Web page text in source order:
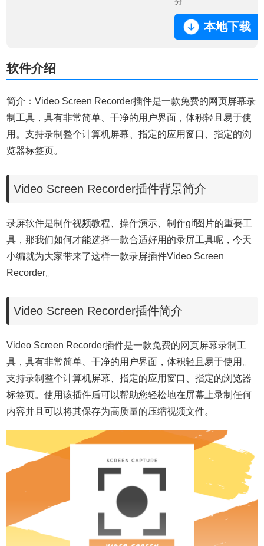
本地下载
软件介绍
简介：Video Screen Recorder插件是一款免费的网页屏幕录
制工具，具有非常简单、干净的用户界面，体积轻且易于使
用。支持录制整个计算机屏幕、指定的应用窗口、指定的浏
览器标签页。
Video Screen Recorder插件背景简介
录屏软件是制作视频教程、操作演示、制作gif图片的重要工
具，那我们如何才能选择一款合适好用的录屏工具呢，今天
小编就为大家带来了这样一款录屏插件Video Screen
Recorder。
Video Screen Recorder插件简介
Video Screen Recorder插件是一款免费的网页屏幕录制工
具，具有非常简单、干净的用户界面，体积轻且易于使用。
支持录制整个计算机屏幕、指定的应用窗口、指定的浏览器
标签页。使用该插件后可以帮助您轻松地在屏幕上录制任何
内容并且可以将其保存为高质量的压缩视频文件。